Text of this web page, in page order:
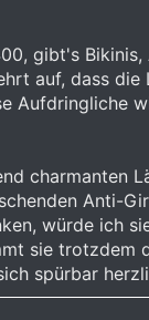
gibt's Bikinis,
auf, dass
Aufdringliche
charmanten
Anti-
würde ich
sie trotzdem
spürbar